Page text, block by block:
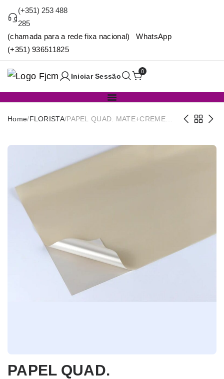
(+351) 253 488
285
(chamada para a rede fixa nacional) WhatsApp
(+351) 936511825
Iniciar Sessão
0
Home/FLORISTA/PAPEL QUAD. MATE+CREME
PAPEL QUAD.